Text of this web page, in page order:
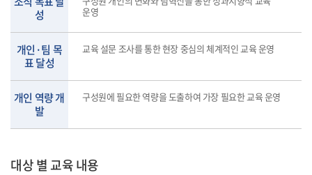
성
운영
개인·팀 목
표 달성
교육 설문 조사를 통한 현장 중심의 체계적인 교육 운영
개인 역량 개
발
구성원에 필요한 역량을 도출하여 가장 필요한 교육 운영
대상 별 교육 내용